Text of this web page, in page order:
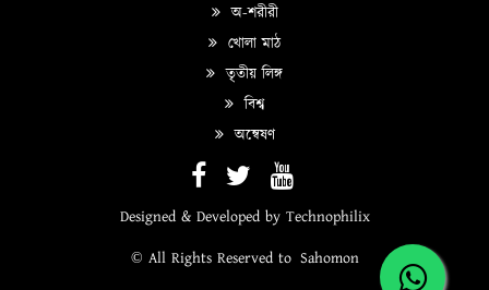
অ-শরীরী
খোলা মাঠ
তৃতীয় লিঙ্গ
বিশ্ব
অন্বেষণ
Designed & Developed by Technophilix
© All Rights Reserved to Sahomon